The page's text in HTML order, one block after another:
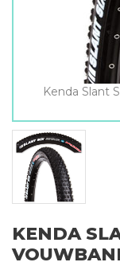
Kenda Slant
KENDA